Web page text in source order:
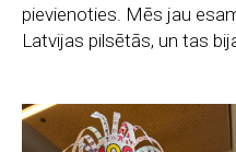
pievienoties. Mēs jau
Latvijas pilsētās, un tas